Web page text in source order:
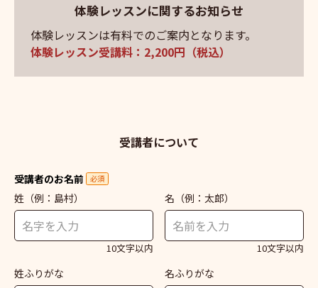
体験レッスンに関するお知らせ
体験レッスンは有料でのご案内となります。
体験レッスン受講料：2,200円（税込）
受講者について
受講者のお名前 必須
姓 （例：島村）
10文字以内
名 （例：太郎）
10文字以内
姓ふりがな 名ふりがな